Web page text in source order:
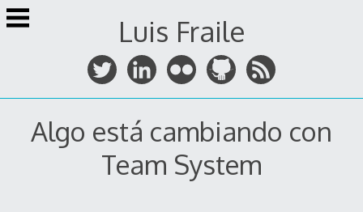
Skip
to
Luis Fraile
Algo está cambiando con
Team System